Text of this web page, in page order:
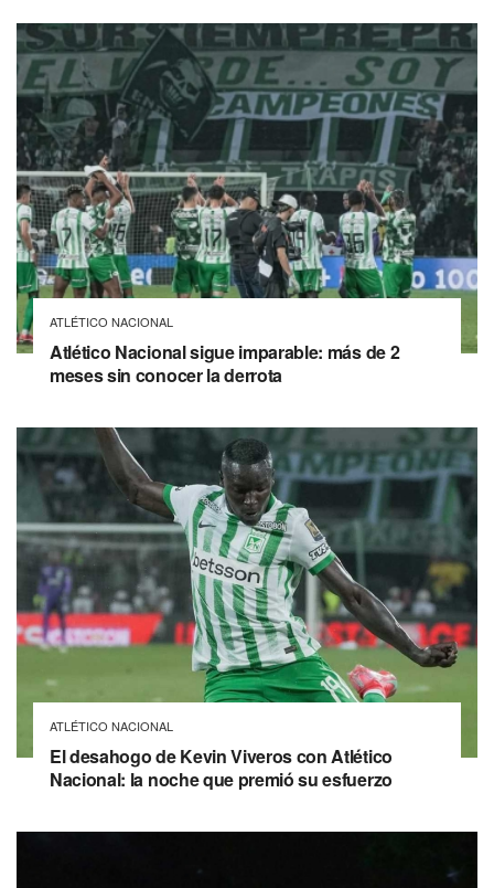
ATLÉTICO NACIONAL
Atlético Nacional sigue imparable: más de 2
meses sin conocer la derrota
ATLÉTICO NACIONAL
El desahogo de Kevin Viveros con Atlético
Nacional: la noche que premió su esfuerzo